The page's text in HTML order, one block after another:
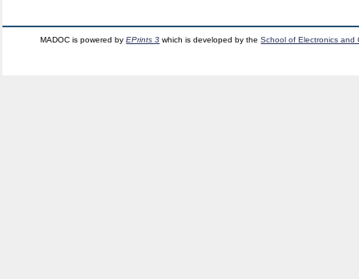
MADOC is powered byEPrints 3 which is developed by theSchool of Electronics and